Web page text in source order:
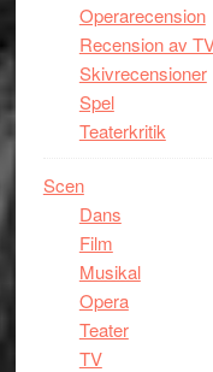
Operarecension
Recension av
Skivrecensioner
Spel
Teaterkritik
Scen
Dans
Film
Musikal
Opera
Teater
TV